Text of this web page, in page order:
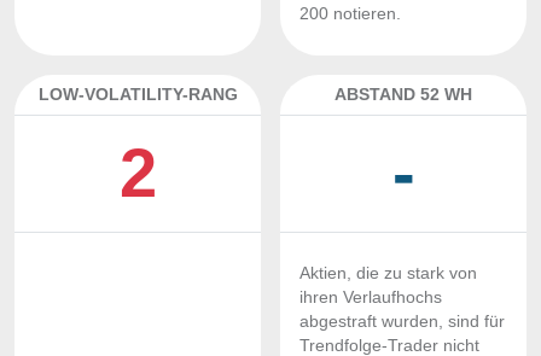
200 notieren.
LOW-VOLATILITY-RANG
2
ABSTAND 52 WH
-
Aktien, die zu stark von
ihren Verlaufhochs
abgestraft wurden, sind für
Trendfolge-Trader nicht